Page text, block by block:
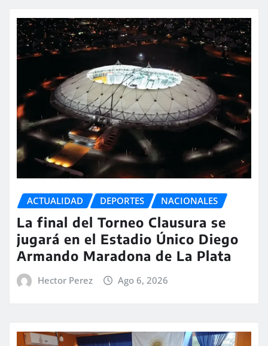
ACTUALIDAD DEPORTES NACIONALES
La final del Torneo Clausura se
jugará en el Estadio Único Diego
Armando Maradona de La Plata
Hector Perez Ago 6, 2026